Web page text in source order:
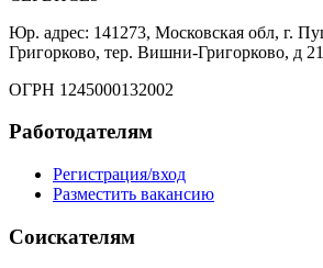
Юр. адрес: 141273, Московская обл, г.
Григорково, тер. Вишни-Григорково, д 21
ОГРН 1245000132002
Работодателям
Регистрация/вход
Разместить вакансию
Соискателям